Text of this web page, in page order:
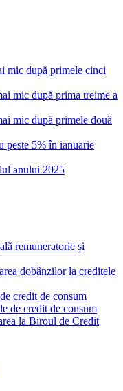
mic după primele cinci
mic după prima treime a
mic după primele două
peste 5% în ianuarie
anului 2025
remuneratorie și
dobânzilor la creditele
credit de consum
de credit de consum
la Biroul de Credit